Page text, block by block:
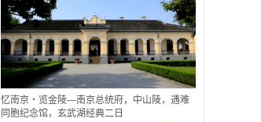
忆南京・览金陵—南京总统府，中山陵，遇难
同胞纪念馆，玄武湖经典二日